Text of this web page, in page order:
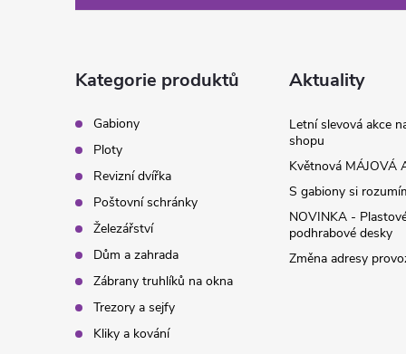
Kategorie produktů
Gabiony
Ploty
Revizní dvířka
Poštovní schránky
Železářství
Dům a zahrada
Zábrany truhlíků na okna
Trezory a sejfy
Kliky a kování
Aktuality
Letní slevová akce
shopu
Květnová MÁJOVÁ
S gabiony si
NOVINKA -
podhrabové desky
Změna adresy